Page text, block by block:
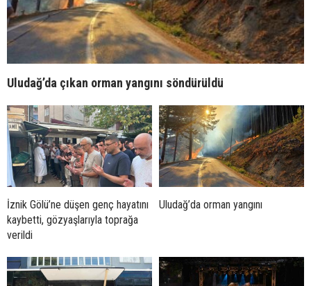
Uludağ’da çıkan orman yangını söndürüldü
İznik Gölü’ne düşen genç hayatını
kaybetti, gözyaşlarıyla toprağa
verildi
Uludağ’da orman yangını